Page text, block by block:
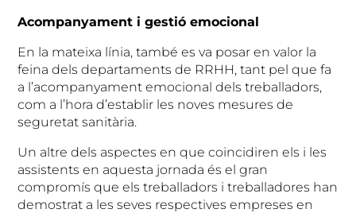
Acompanyament i gestió emocional
En la mateixa línia, també es va posar en valor la
feina dels departaments de RRHH, tant pel que fa
a l’acompanyament emocional dels treballadors,
com a l’hora d’establir les noves mesures de
seguretat sanitària.
Un altre dels aspectes en que coincidiren els i les
assistents en aquesta jornada és el gran
compromís que els treballadors i treballadores han
demostrat a les seves respectives empreses en